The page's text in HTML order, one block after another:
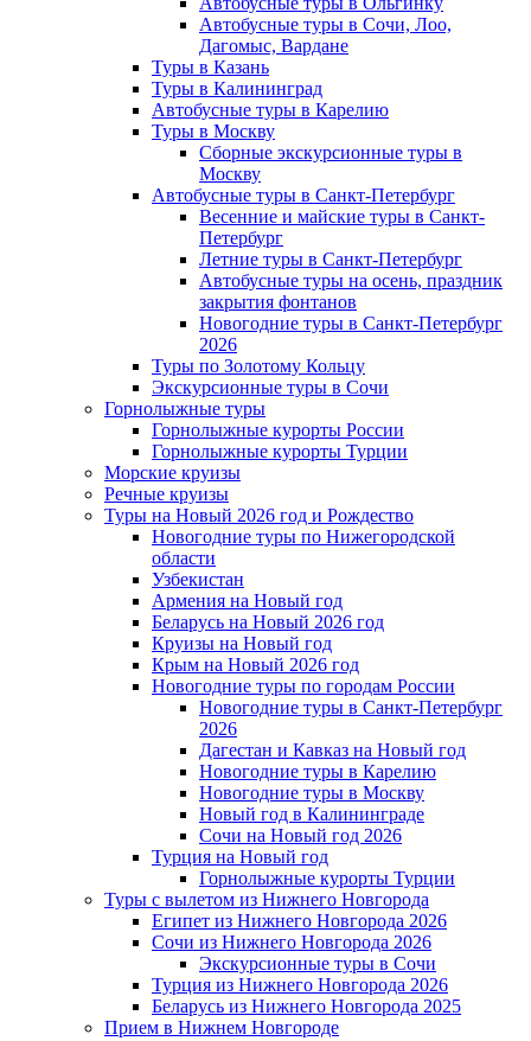
Автобусные туры в Сочи, Лоо,
Дагомыс, Вардане
Туры в Казань
Туры в Калининград
Автобусные туры в Карелию
Туры в Москву
Сборные экскурсионные туры в
Москву
Автобусные туры в Санкт-Петербург
Весенние и майские туры в Санкт-
Петербург
Летние туры в Санкт-Петербург
Автобусные туры на осень, праздник
закрытия фонтанов
Новогодние туры в Санкт-Петербург
2026
Туры по Золотому Кольцу
Экскурсионные туры в Сочи
Горнолыжные туры
Горнолыжные курорты России
Горнолыжные курорты Турции
Морские круизы
Речные круизы
Туры на Новый 2026 год и Рождество
Новогодние туры по Нижегородской
области
Узбекистан
Армения на Новый год
Беларусь на Новый 2026 год
Круизы на Новый год
Крым на Новый 2026 год
Новогодние туры по городам России
Новогодние туры в Санкт-Петербург
2026
Дагестан и Кавказ на Новый год
Новогодние туры в Карелию
Новогодние туры в Москву
Новый год в Калининграде
Сочи на Новый год 2026
Турция на Новый год
Горнолыжные курорты Турции
Туры с вылетом из Нижнего Новгорода
Египет из Нижнего Новгорода 2026
Сочи из Нижнего Новгорода 2026
Экскурсионные туры в Сочи
Турция из Нижнего Новгорода 2026
Беларусь из Нижнего Новгорода 2025
Прием в Нижнем Новгороде